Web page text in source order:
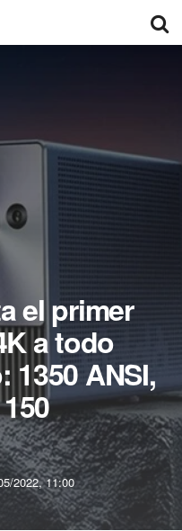
el primer
a todo
ANSI,
2022, 11:00